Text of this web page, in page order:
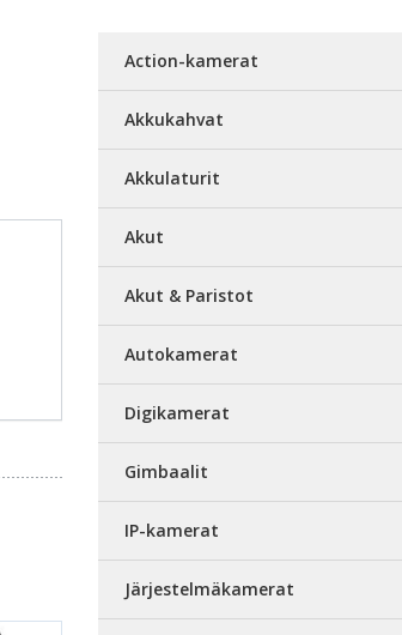
Action-kamerat
Akkukahvat
Akkulaturit
Akut
Akut & Paristot
Autokamerat
Digikamerat
Gimbaalit
IP-kamerat
Järjestelmäkamerat